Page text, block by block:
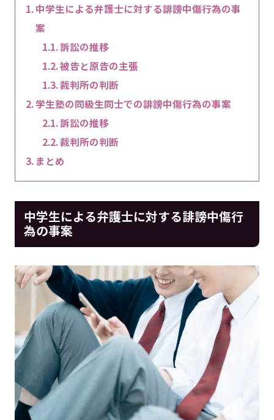
中学生による弁護士に対する誹謗中傷行為の事
案
訴訟の推移
被告と原告の主張
裁判所の判断
学生塾の同級生同士での誹謗中傷行為の事案
訴訟の推移
裁判所の判断
まとめ
中学生による弁護士に対する誹謗中傷行
為の事案